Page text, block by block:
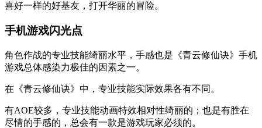
喜好一样的好基友，打开华丽的冒险。
手机游戏闪光点
角色作战的专业技能绮丽水平，手感也是《青云修仙诀》手机
游戏总体感染力极佳的因素之一。
在《青云修仙诀》中，专业技能实际效果各有不同。
有AOE较多，专业技能动画特效相对性绮丽的；也是有胜在
尽情的手感的，总会有一款是游戏玩家必须的。